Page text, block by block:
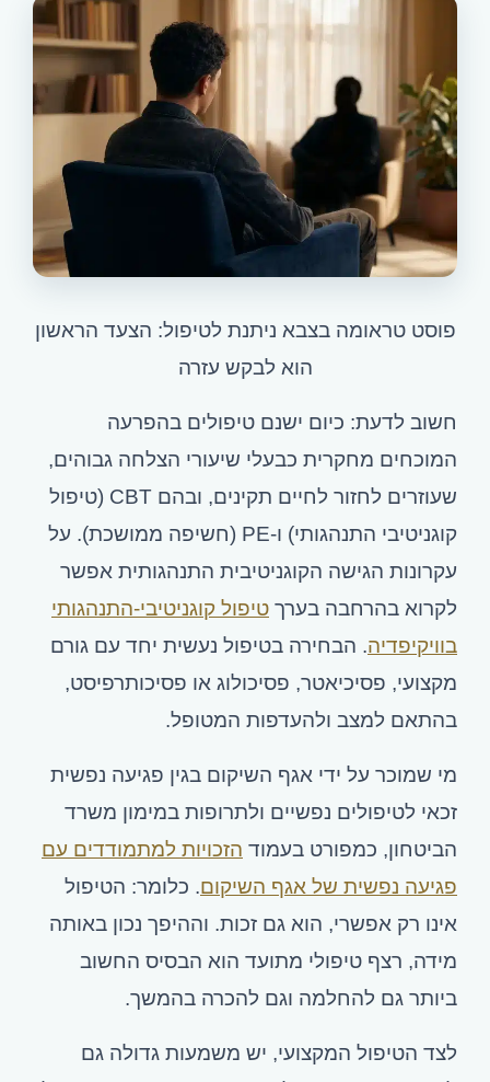
פוסט טראומה בצבא ניתנת לטיפול: הצעד הראשון
הוא לבקש עזרה
חשוב לדעת: כיום ישנם טיפולים בהפרעה
המוכחים מחקרית כבעלי שיעורי הצלחה גבוהים,
שעוזרים לחזור לחיים תקינים, ובהם CBT (טיפול
קוגניטיבי התנהגותי) ו-PE (חשיפה ממושכת). על
עקרונות הגישה הקוגניטיבית התנהגותית אפשר
לקרוא בהרחבה בערך טיפול קוגניטיבי-התנהגותי
בוויקיפדיה. הבחירה בטיפול נעשית יחד עם גורם
מקצועי, פסיכיאטר, פסיכולוג או פסיכותרפיסט,
בהתאם למצב ולהעדפות המטופל.
מי שמוכר על ידי אגף השיקום בגין פגיעה נפשית
זכאי לטיפולים נפשיים ולתרופות במימון משרד
הביטחון, כמפורט בעמוד הזכויות למתמודדים עם
פגיעה נפשית של אגף השיקום. כלומר: הטיפול
אינו רק אפשרי, הוא גם זכות. וההיפך נכון באותה
מידה, רצף טיפולי מתועד הוא הבסיס החשוב
ביותר גם להחלמה וגם להכרה בהמשך.
לצד הטיפול המקצועי, יש משמעות גדולה גם